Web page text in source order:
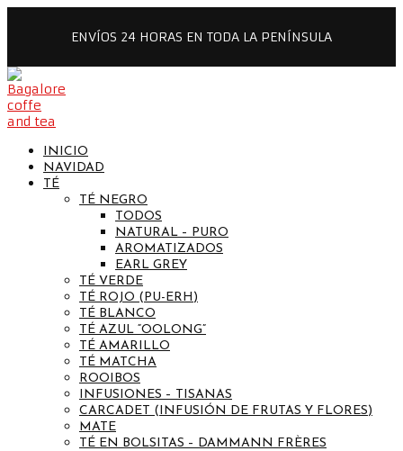
ENVÍOS 24 HORAS EN TODA LA PENÍNSULA
INICIO
NAVIDAD
TÉ
TÉ NEGRO
TODOS
NATURAL – PURO
AROMATIZADOS
EARL GREY
TÉ VERDE
TÉ ROJO (PU-ERH)
TÉ BLANCO
TÉ AZUL “OOLONG”
TÉ AMARILLO
TÉ MATCHA
ROOIBOS
INFUSIONES – TISANAS
CARCADET (INFUSIÓN DE FRUTAS Y FLORES)
MATE
TÉ EN BOLSITAS – DAMMANN FRÈRES